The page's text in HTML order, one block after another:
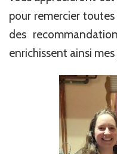
pour remercier
des
enrichissent ainsi